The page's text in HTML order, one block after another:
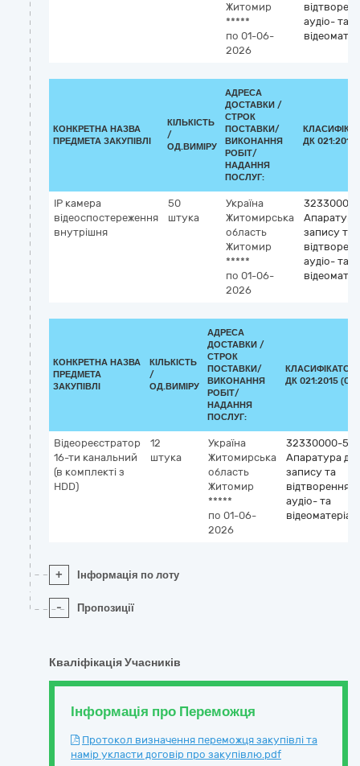
Житомир
*****
по 01-06-
2026
аудіо- та
КОНКРЕТНА НАЗВА
ПРЕДМЕТА ЗАКУПІВЛІ
КІЛЬКІСТЬ
/
ОД.ВИМІРУ
АДРЕСА
ДОСТАВКИ /
СТРОК
ПОСТАВКИ/
ВИКОНАННЯ
РОБІТ/
НАДАННЯ
ПОСЛУГ:
ДК 021:2015
ІР камера
відеоспостереження
внутрішня
50
штука
Україна
Житомирська
область
Житомир
*****
по 01-06-
2026
запису та
аудіо- та
КОНКРЕТНА НАЗВА
ПРЕДМЕТА
ЗАКУПІВЛІ
КІЛЬКІСТЬ
/
ОД.ВИМІРУ
АДРЕСА
ДОСТАВКИ /
СТРОК
ПОСТАВКИ/
ВИКОНАННЯ
РОБІТ/
НАДАННЯ
ПОСЛУГ:
КЛАСИФІКАТОР
ДК 021:2015
Відеореєстратор
16-ти канальний
(в комплекті з
HDD)
12
штука
Україна
Житомирська
область
Житомир
*****
по 01-06-
2026
32330000-5
Апаратура
запису та
відтворення
аудіо- та
+ Інформація по лоту
- Пропозиції
Кваліфікація Учасників
Інформація про Переможця
Протокол визначення переможця закупівлі та
намір укласти договір про закупівлю.pdf